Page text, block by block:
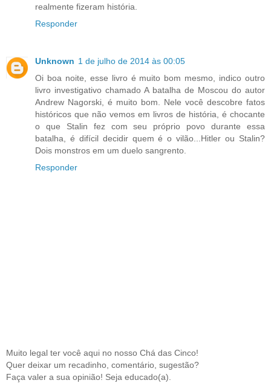
realmente fizeram história.
Responder
Unknown 1 de julho de 2014 às 00:05
Oi boa noite, esse livro é muito bom mesmo, indico outro
livro investigativo chamado A batalha de Moscou do autor
Andrew Nagorski, é muito bom. Nele você descobre fatos
históricos que não vemos em livros de história, é chocante
o que Stalin fez com seu próprio povo durante essa
batalha, é difícil decidir quem é o vilão...Hitler ou Stalin?
Dois monstros em um duelo sangrento.
Responder
Muito legal ter você aqui no nosso Chá das Cinco!
Quer deixar um recadinho, comentário, sugestão?
Faça valer a sua opinião! Seja educado(a).